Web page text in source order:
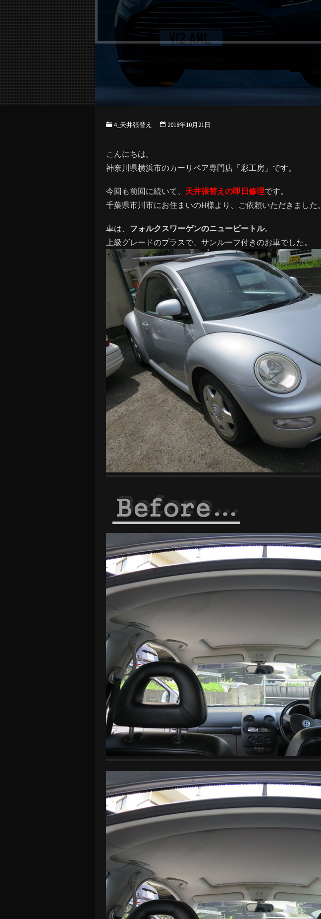
4_天井張替え 2018年10月21日
こんにちは。
神奈川県横浜市のカーリペア専門店「彩工房」です。
今回も前回に続いて、 天井張替えの即日修理です。
千葉県市川市にお住まいのH様より、ご依頼いただきました。
車は、 フォルクスワーゲンのニュービートル。
上級グレードのプラスで、サンルーフ付きのお車でした。